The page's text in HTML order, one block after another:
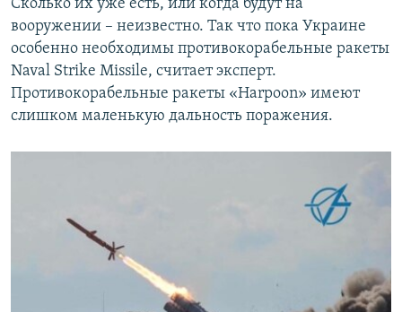
Сколько их уже есть, или когда будут на
вооружении – неизвестно. Так что пока Украине
особенно необходимы противокорабельные ракеты
Naval Strike Missile, считает эксперт.
Противокорабельные ракеты «Harpoon» имеют
слишком маленькую дальность поражения.